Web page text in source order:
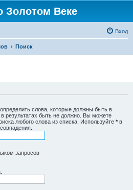
Золотом Веке
Вход
Поиск
определить слова, которые должны быть в
результатах быть не должно. Вы можете
любого слова из списка. Используйте * в
запросов